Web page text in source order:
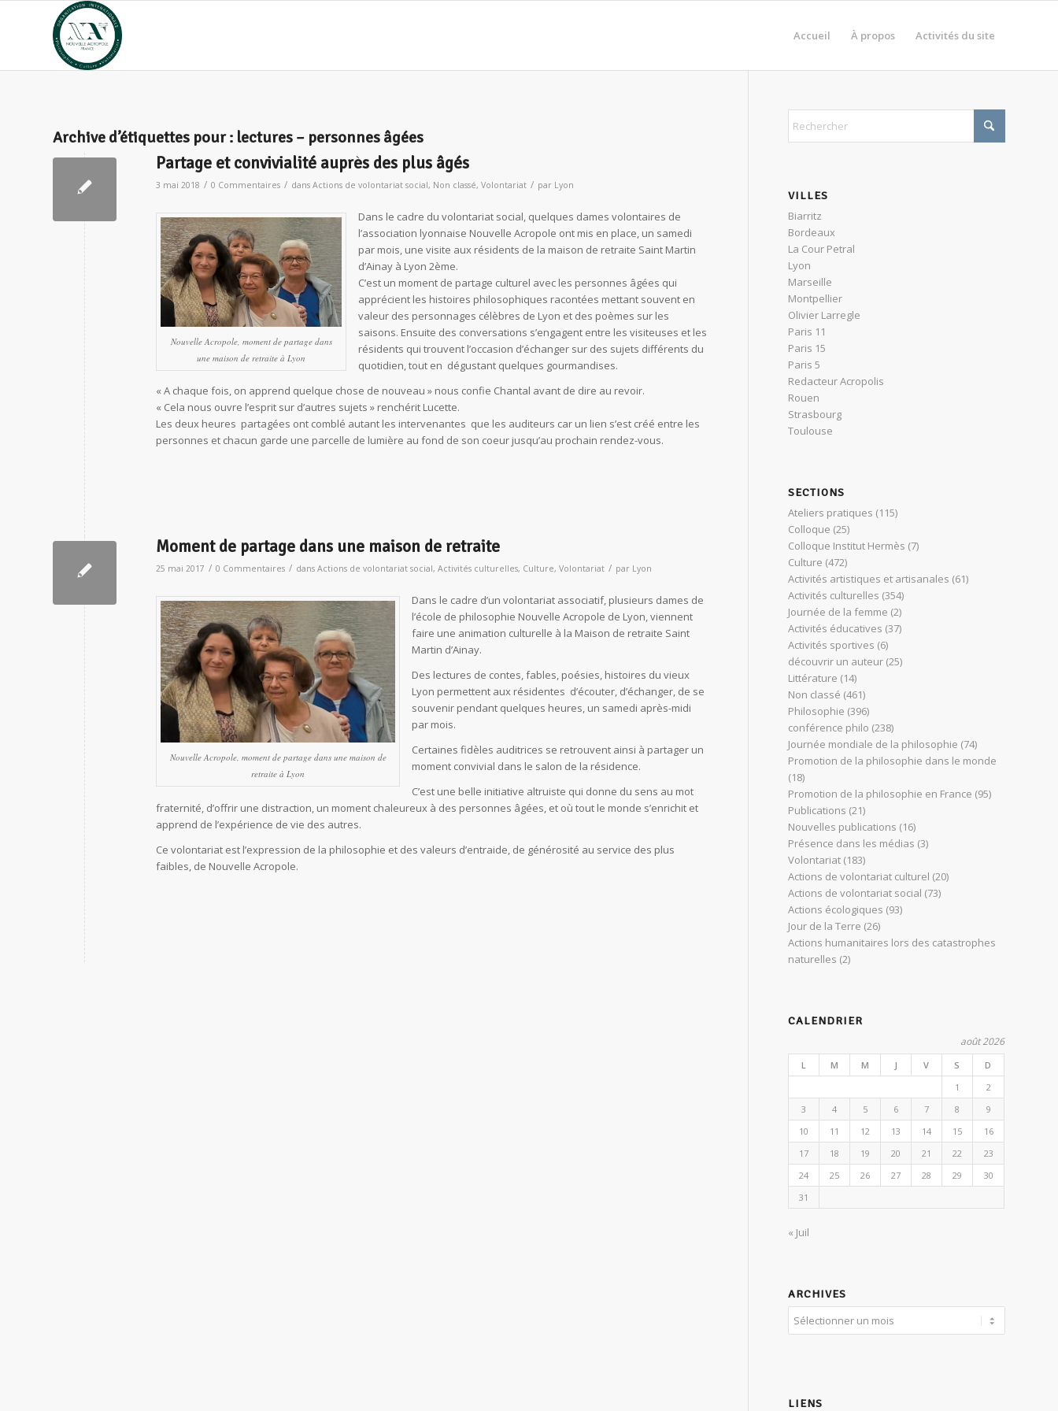
Accueil À propos Activités du site
Archive d’étiquettes pour : lectures – personnes âgées
Partage et convivialité auprès des plus âgés
3 mai 2018 / 0 Commentaires / dans Actions de volontariat social, Non classé, Volontariat / par Lyon
Nouvelle Acropole, moment de partage dans
une maison de retraite à Lyon
Dans le cadre du volontariat social, quelques dames volontaires de
l’association lyonnaise Nouvelle Acropole ont mis en place, un samedi
par mois, une visite aux résidents de la maison de retraite Saint Martin
d’Ainay à Lyon 2ème.
C’est un moment de partage culturel avec les personnes âgées qui
apprécient les histoires philosophiques racontées mettant souvent en
valeur des personnages célèbres de Lyon et des poèmes sur les
saisons. Ensuite des conversations s’engagent entre les visiteuses et les
résidents qui trouvent l’occasion d’échanger sur des sujets différents du
quotidien, tout en dégustant quelques gourmandises.
« A chaque fois, on apprend quelque chose de nouveau » nous confie Chantal avant de dire au revoir.
« Cela nous ouvre l’esprit sur d’autres sujets » renchérit Lucette.
Les deux heures partagées ont comblé autant les intervenantes que les auditeurs car un lien s’est créé entre les
personnes et chacun garde une parcelle de lumière au fond de son coeur jusqu’au prochain rendez-vous.
Moment de partage dans une maison de retraite
25 mai 2017 / 0 Commentaires / dans Actions de volontariat social, Activités culturelles, Culture, Volontariat / par Lyon
Nouvelle Acropole, moment de partage dans une maison de
retraite à Lyon
Dans le cadre d’un volontariat associatif, plusieurs dames de
l’école de philosophie Nouvelle Acropole de Lyon, viennent
faire une animation culturelle à la Maison de retraite Saint
Martin d’Ainay.
Des lectures de contes, fables, poésies, histoires du vieux
Lyon permettent aux résidentes d’écouter, d’échanger, de se
souvenir pendant quelques heures, un samedi après-midi
par mois.
Certaines fidèles auditrices se retrouvent ainsi à partager un
moment convivial dans le salon de la résidence.
C’est une belle initiative altruiste qui donne du sens au mot
fraternité, d’offrir une distraction, un moment chaleureux à des personnes âgées, et où tout le monde s’enrichit et
apprend de l’expérience de vie des autres.
Ce volontariat est l’expression de la philosophie et des valeurs d’entraide, de générosité au service des plus
faibles, de Nouvelle Acropole.
VILLES
Biarritz
Bordeaux
La Cour Petral
Lyon
Marseille
Montpellier
Olivier Larregle
Paris 11
Paris 15
Paris 5
Redacteur Acropolis
Rouen
Strasbourg
Toulouse
SECTIONS
Ateliers pratiques (115)
Colloque (25)
Colloque Institut Hermès (7)
Culture (472)
Activités artistiques et artisanales (61)
Activités culturelles (354)
Journée de la femme (2)
Activités éducatives (37)
Activités sportives (6)
découvrir un auteur (25)
Littérature (14)
Non classé (461)
Philosophie (396)
conférence philo (238)
Journée mondiale de la philosophie (74)
Promotion de la philosophie dans le monde
(18)
Promotion de la philosophie en France (95)
Publications (21)
Nouvelles publications (16)
Présence dans les médias (3)
Volontariat (183)
Actions de volontariat culturel (20)
Actions de volontariat social (73)
Actions écologiques (93)
Jour de la Terre (26)
Actions humanitaires lors des catastrophes
naturelles (2)
CALENDRIER
août 2026
L M M J V S
D
1
2
3
4 5 6 7 8
9
10
11 12 13 14 15
16
17
18 19 20 21 22
23
24
25 26 27 28 29
30
31
« Juil
ARCHIVES
LIENS